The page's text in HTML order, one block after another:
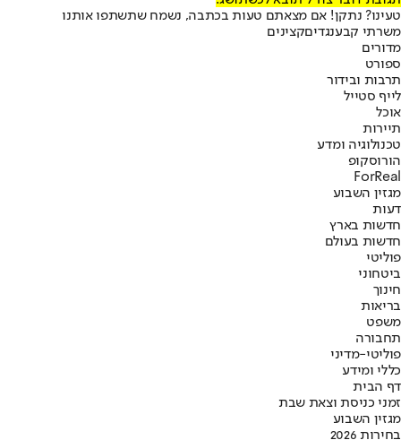
טעינו? נתקן! אם מצאתם טעות בכתבה, נשמח שתשתפו אותנו
משרתי קבענגדיםקצינים
מדורים
ספורט
תרבות ובידור
לייף סטייל
אוכל
תיירות
טכנולוגיה ומדע
הורוסקופ
ForReal
מגזין השבוע
דעות
חדשות בארץ
חדשות בעולם
פוליטי
ביטחוני
חינוך
בריאות
משפט
תחבורה
פוליטי-מדיני
כללי ומידע
דף הבית
זמני כניסת וצאת שבת
מגזין השבוע
בחירות 2026